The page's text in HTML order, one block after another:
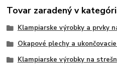
Tovar zaradený v
Klampiarske výrobky a prvky
Okapové plechy a
Klampiarske výrobky na